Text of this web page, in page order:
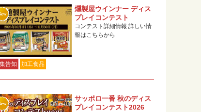
告知 加工食品
燻製屋ウインナー ディス
プレイコンテスト
コンテスト詳細情報 詳しい情
報はこちらから
サッポロ一番 秋のディス
プレイコンテスト2026